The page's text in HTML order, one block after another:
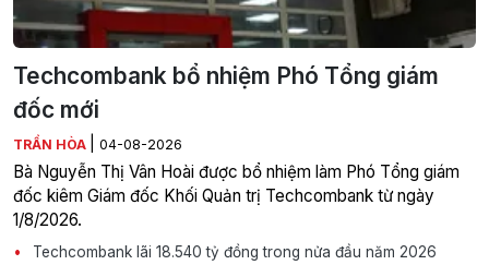
Techcombank bổ nhiệm Phó Tổng giám
đốc mới
TRẦN HÒA 04-08-2026
Bà Nguyễn Thị Vân Hoài được bổ nhiệm làm Phó Tổng giám
đốc kiêm Giám đốc Khối Quản trị Techcombank từ ngày
1/8/2026.
Techcombank lãi 18.540 tỷ đồng trong nửa đầu năm 2026